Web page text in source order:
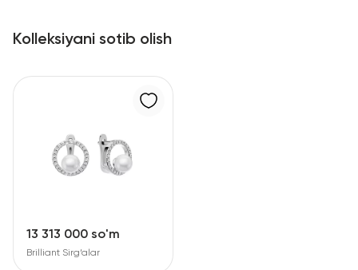
Kolleksiyani sotib olish
13 313 000 so'm
Brilliant Sirg‘alar